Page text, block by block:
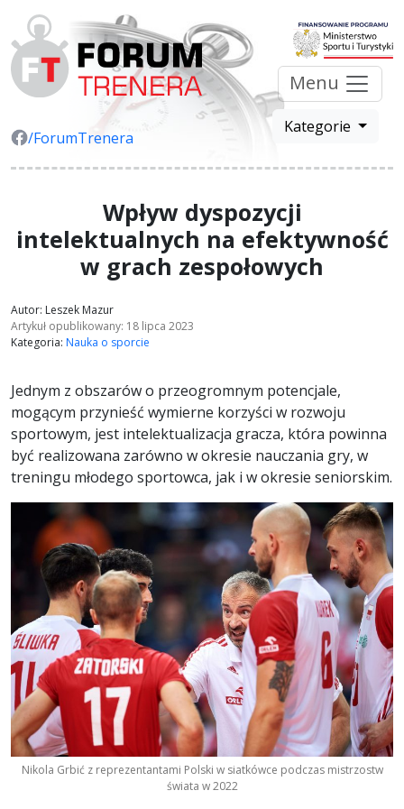
/ForumTrenera
Menu
Kategorie
Wpływ dyspozycji
intelektualnych na efektywność
w grach zespołowych
Autor: Leszek Mazur
Artykuł opublikowany: 18 lipca 2023
Kategoria: Nauka o sporcie
Jednym z obszarów o przeogromnym potencjale,
mogącym przynieść wymierne korzyści w rozwoju
sportowym, jest intelektualizacja gracza, która powinna
być realizowana zarówno w okresie nauczania gry, w
treningu młodego sportowca, jak i w okresie seniorskim.
Nikola Grbić z reprezentantami Polski w siatkówce podczas mistrzostw
świata w 2022